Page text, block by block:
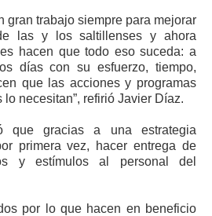
gran trabajo siempre para mejorar
las y los saltillenses y ahora
hacen que todo eso suceda: a
días con su esfuerzo, tiempo,
que las acciones y programas
lo necesitan”, refirió Javier Díaz.
que gracias a una estrategia
primera vez, hacer entrega de
y estímulos al personal del
por lo que hacen en beneficio